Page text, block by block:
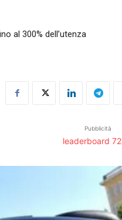
al 300% dell’utenza
Pubblicità